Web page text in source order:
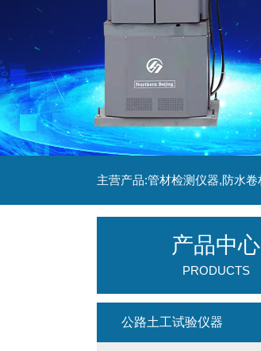
产品中心
PRODUCTS
公路土工试验仪器